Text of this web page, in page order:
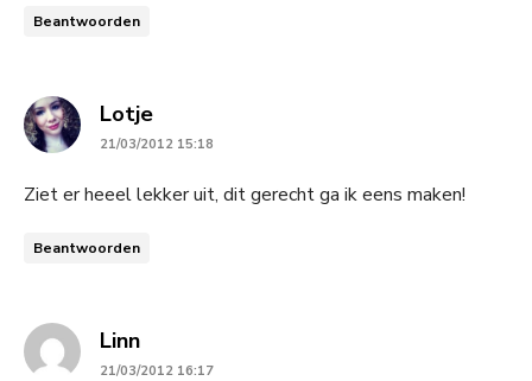
Beantwoorden
Lotjesays:
21/03/2012 15:18
Ziet er heeel lekker uit, dit gerecht ga ik eens maken!
Beantwoorden
Linnsays:
21/03/2012 16:17